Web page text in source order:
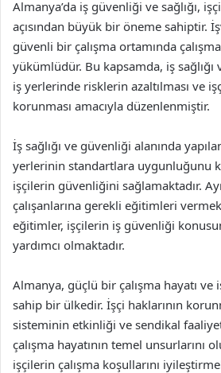
Almanya’da iş güvenliği ve sağlığı,
açısından büyük bir öneme sahiptir.
güvenli bir çalışma ortamında
yükümlüdür. Bu kapsamda, iş sağlığı
iş yerlerinde risklerin azaltılması ve
korunması amacıyla düzenlenmiştir.
İş sağlığı ve güvenliği alanında
yerlerinin standartlara uygunluğunu
işçilerin güvenliğini sağlamaktadır.
çalışanlarına gerekli eğitimleri
eğitimler, işçilerin iş güvenliği
yardımcı olmaktadır.
Almanya, güçlü bir çalışma hayatı ve
sahip bir ülkedir. İşçi haklarının
sisteminin etkinliği ve sendikal
çalışma hayatının temel unsurlarını
işçilerin çalışma koşullarını